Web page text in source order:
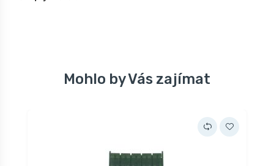
Mohlo by Vás zajímat